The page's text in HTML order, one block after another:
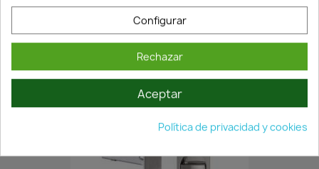
5,81 €4,07 €
Configurar
Rechazar
Aceptar
Política de privacidad y cookies